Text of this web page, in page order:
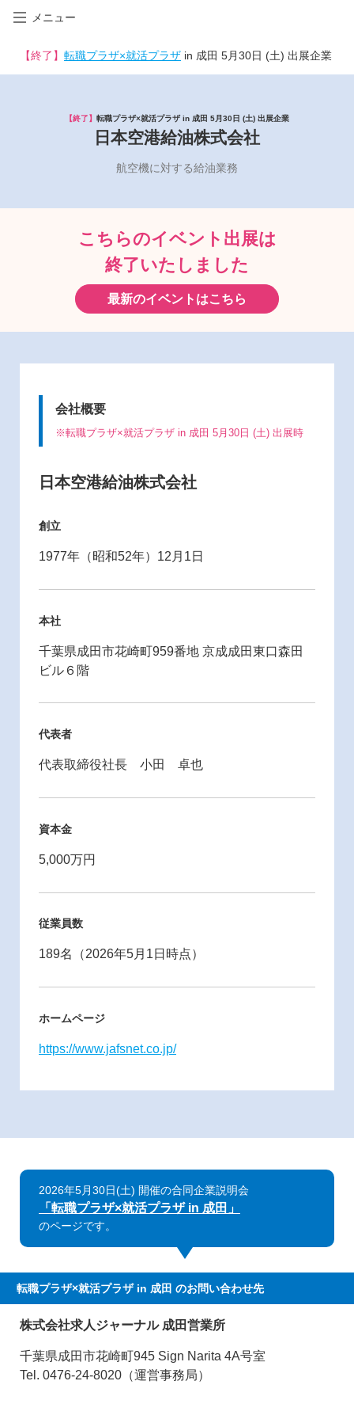
メニュー
【終了】 転職プラザ×就活プラザ in 成田 5月30日 (土) 出展企業
【終了】 転職プラザ×就活プラザ in 成田 5月30日 (土) 出展企業
日本空港給油株式会社
航空機に対する給油業務
こちらのイベント出展は
終了いたしました
最新のイベントはこちら
会社概要
※転職プラザ×就活プラザ in 成田 5月30日 (土) 出展時
日本空港給油株式会社
創立
1977年（昭和52年）12月1日
本社
千葉県成田市花崎町959番地 京成成田東口森田
ビル６階
代表者
代表取締役社長 小田 卓也
資本金
5,000万円
従業員数
189名（2026年5月1日時点）
ホームページ
https://www.jafsnet.co.jp/
2026年5月30日(土) 開催の合同企業説明会
「転職プラザ×就活プラザ in 成田」
のページです。
転職プラザ×就活プラザ in 成田 のお問い合わせ先
株式会社求人ジャーナル 成田営業所
千葉県成田市花崎町945 Sign Narita 4A号室
Tel. 0476-24-8020（運営事務局）